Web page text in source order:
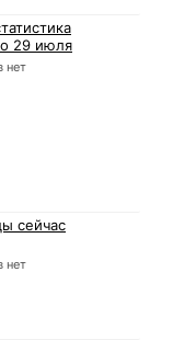
29 июля
нет
сейчас
нет